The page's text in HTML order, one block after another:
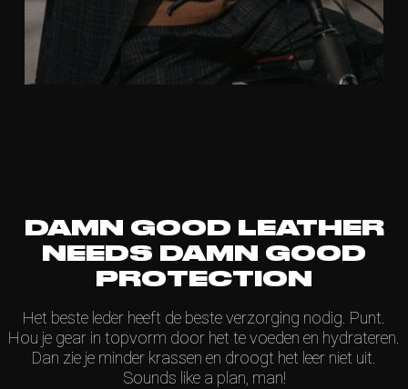
DAMN GOOD LEATHER
NEEDS DAMN GOOD
PROTECTION
Het beste leder heeft de beste verzorging nodig. Punt.
Hou je gear in topvorm door het te voeden en hydrateren.
Dan zie je minder krassen en droogt het leer niet uit.
Sounds like a plan, man!